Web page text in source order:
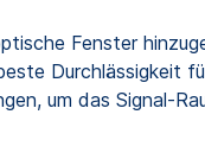
Fenster
Durchlässigkeit
um das Signal-